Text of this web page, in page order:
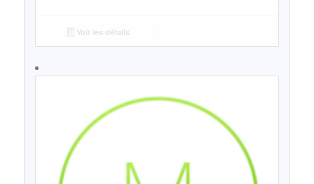
Voir les détails